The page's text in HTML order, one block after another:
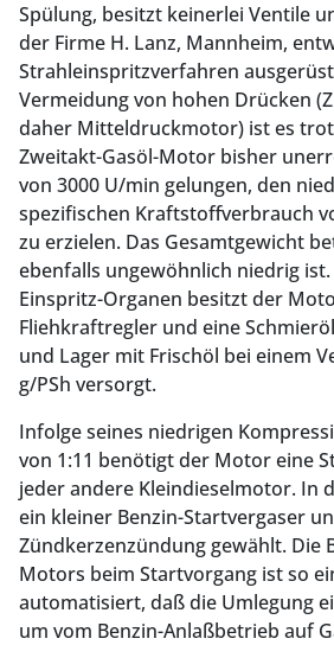
Spülung, besitzt keinerlei Ventile
der Firme H. Lanz, Mannheim,
Strahleinspritzverfahren
Vermeidung von hohen Drücken
daher Mitteldruckmotor) ist es
Zweitakt-Gasöl-Motor bisher
von 3000 U/min gelungen, den
spezifi­schen Kraftstoffverbrauch
zu erzielen. Das Gesamtgewicht
eben­falls ungewöhnlich niedrig ist.
Einspritz-Organen besitzt der
Fliehkraftregler und eine
und Lager mit Frischöl bei einem
g/PSh versorgt.
Infolge seines niedrigen
von 1:11 benötigt der Motor eine
jeder andere Kleindieselmotor. In
ein kleiner Benzin-Startvergaser
Zündkerzenzündung gewählt. Die
Motors beim Startvorgang ist so
automatisiert, daß die Umlegung
um vom Benzin-Anlaßbetrieb auf